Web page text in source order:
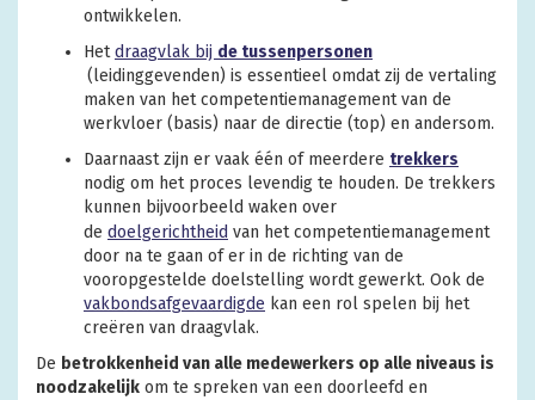
ontwikkelen.
Hetdraagvlak bij de tussenpersonen
(leidinggevenden) is essentieel omdat zij de vertaling
maken van het competentiemanagement van de
werkvloer (basis) naar de directie (top) en andersom.
Daarnaast zijn er vaak één of meerdere trekkers
nodig om het proces levendig te houden. De trekkers
kunnen bijvoorbeeld waken over
de doelgerichtheid van het competentiemanagement
door na te gaan of er in de richting van de
vooropgestelde doelstelling wordt gewerkt. Ook de
vakbondsafgevaardigde kan een rol spelen bij het
creëren van draagvlak.
De betrokkenheid van alle medewerkers op alle niveaus is
noodzakelijk om te spreken van een doorleefd en